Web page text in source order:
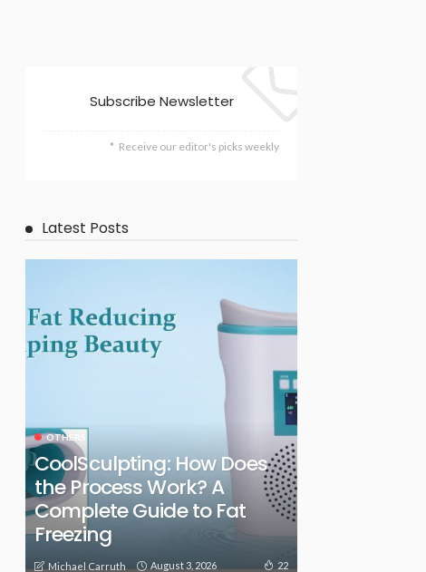
Subscribe Newsletter
Receive our editor's picks weekly
Latest Posts
OTHERS
CoolSculpting: How Does
the Process Work? A
Complete Guide to Fat
Freezing
Michael Carruth August 3, 2026 22